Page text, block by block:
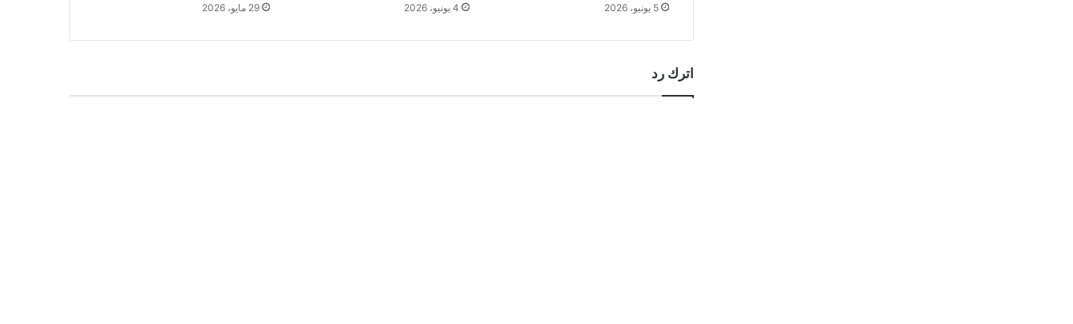
5 يونيو، 2026 4 يونيو، 2026 29 مايو، 2026
اترك رد